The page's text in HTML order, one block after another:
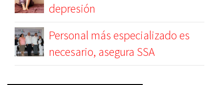
depresión
Personal más especializado es
necesario, asegura SSA